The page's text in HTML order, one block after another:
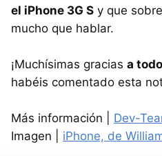
el iPhone 3G S y que
mucho que hablar.
¡Muchísimas gracias a
habéis comentado esta
Más información | Dev-
Imagen | iPhone, de